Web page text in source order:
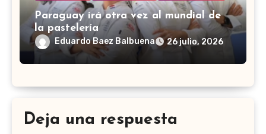
Paraguay irá otra vez al mundial de
la pastelería
Eduardo Baez Balbuena 26 julio, 2026
Deja una respuesta